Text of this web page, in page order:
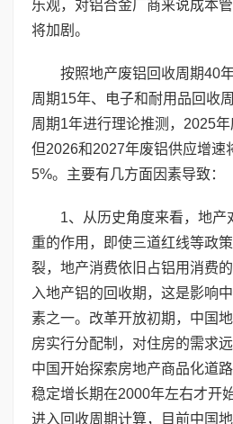
乐观，对铝合金厂商来说成本
将加剧。
按照地产废铝回收周期40
周期15年、电子和耐用品回收
周期1年进行理论推测，2025年
但2026和2027年废铝供应增速
5%。主要有几方面因素导致：
1、从历史角度来看，地产
重的作用，即使三道红线等政
裂，地产消费依旧占铝用消费
入地产铝的回收期，这是影响
素之一。改革开放初期，中国
房实行分配制，对住房的需求
中国开始探索房地产商品化道
稳定增长期在2000年左右才开
进入回收周期计算，目前中国